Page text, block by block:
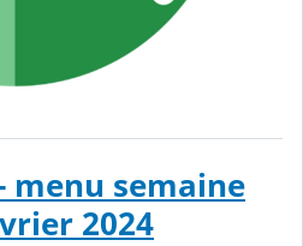
menu semaine
2024